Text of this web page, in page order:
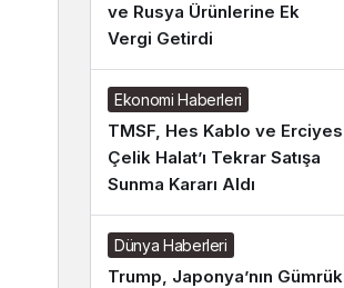
ve Rusya Ürünlerine Ek
Vergi Getirdi
Ekonomi Haberleri
TMSF, Hes Kablo ve Erciyes
Çelik Halat’ı Tekrar Satışa
Sunma Kararı Aldı
Dünya Haberleri
Trump, Japonya’nın Gümrük